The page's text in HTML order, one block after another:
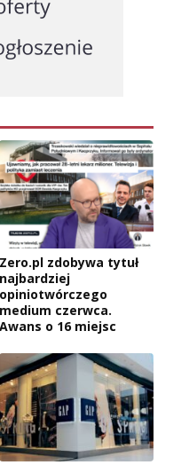
Zero.pl zdobywa tytuł
najbardziej
opiniotwórczego
medium czerwca.
Awans o 16 miejsc